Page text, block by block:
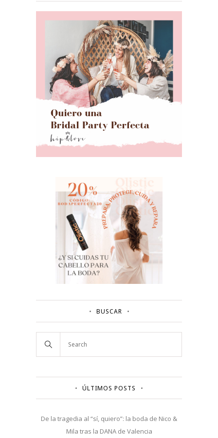
BUSCAR
ÚLTIMOS POSTS
De la tragedia al “sí, quiero”: la boda de Nico &
Mila tras la DANA de Valencia